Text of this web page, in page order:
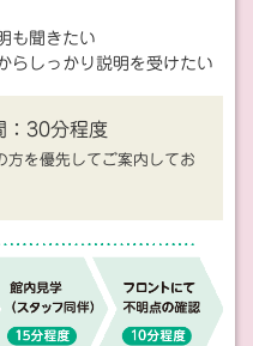
も聞きたい
らしっかり説明を受けたい
30分程度
方を優先してご案内してお